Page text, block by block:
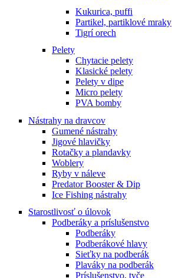
Kukurica, puffi
Partikel, partiklové mraky
Tigrí orech
Pelety
Chytacie pelety
Klasické pelety
Pelety v dipe
Micro pelety
PVA bomby
Nástrahy na dravcov
Gumené nástrahy
Jigové hlavičky
Rotačky a plandavky
Woblery
Ryby v náleve
Predator Booster & Dip
Ice Fishing nástrahy
Starostlivosť o úlovok
Podberáky a príslušenstvo
Podberáky
Podberákové hlavy
Sieťky na podberák
Plaváky na podberák
Príslušenstvo, tyče